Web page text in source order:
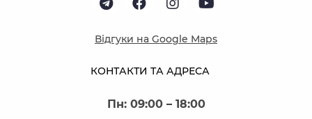
КОНТАКТИ ТА АДРЕСА
Пн: 09:00 – 18:00
Відгуки на Google Maps